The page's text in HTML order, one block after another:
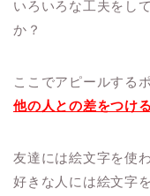
いろいろな工夫をし
か？
ここでアピールする
他の人との差をつけ
友達には絵文字を使
好きな人には絵文字